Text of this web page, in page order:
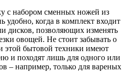
с набором сменных ножей из
когда в комплект входит
дисков, позволяющих изменять
овощей. Не стоит забывать о
этой бытовой техники имеют
и походят лишь для одного или
– например, только для вареных